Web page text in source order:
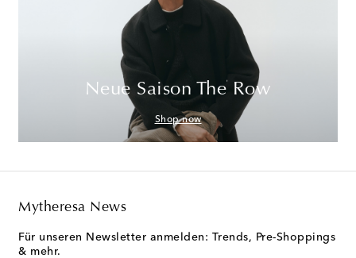
Neue Saison The Row
Shop now
Mytheresa News
Für unseren Newsletter anmelden: Trends, Pre-Shoppings
& mehr.